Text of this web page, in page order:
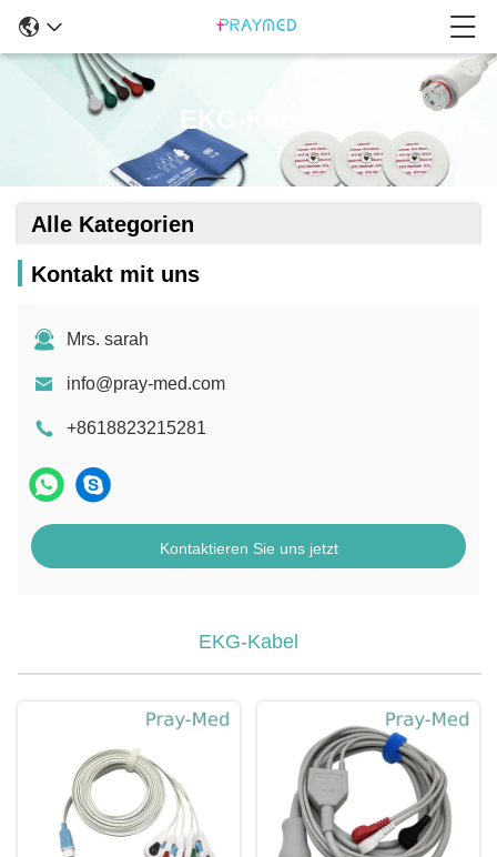
EKG-Kabel
Alle Kategorien
Kontakt mit uns
Mrs. sarah
info@pray-med.com
+8618823215281
Kontaktieren Sie uns jetzt
EKG-Kabel